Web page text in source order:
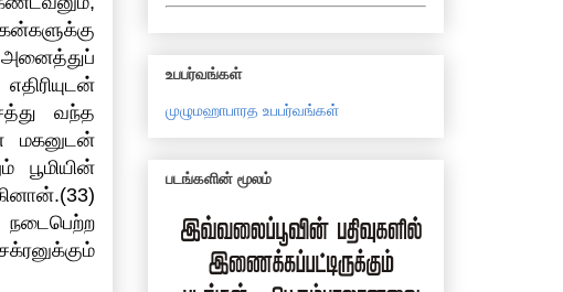
வந்த
மகனுடன்
நடைபெற்ற
உபபர்வங்கள்
முழுமஹாபாரத உபபர்வங்கள்
படங்களின் மூலம்